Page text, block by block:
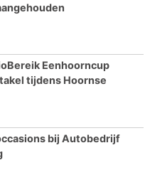
Eenhoorncup
tijdens Hoornse
bij Autobedrijf